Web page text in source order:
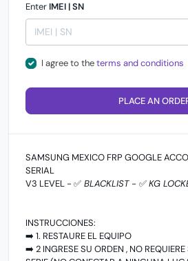
Enter IMEI | SN
I agree to theterms and conditions
PLACE AN
SAMSUNG MEXICO FRP GOOGLE
SERIAL
V3 LEVEL - ✅ BLACKLIST - ✅KG
INSTRUCCIONES:
➡️ 1. RESTAURE EL EQUIPO
➡️ 2 INGRESE SU ORDEN , NO